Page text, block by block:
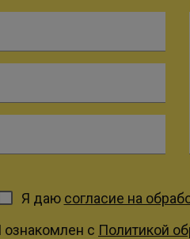
Я даю согласие на
ознакомлен с Политикой